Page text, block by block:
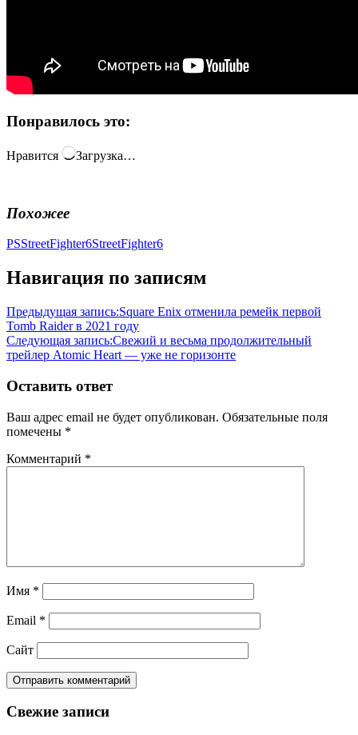
Понравилось это:
Нравится Загрузка…
Похожее
PSStreetFighter6StreetFighter6
Навигация по записям
Предыдущая запись:Square Enix отменила ремейк первой
Tomb Raider в 2021 году
Следующая запись:Свежий и весьма продолжительный
трейлер Atomic Heart — уже не горизонте
Оставить ответ
Ваш адрес email не будет опубликован. Обязательные поля
помечены *
Комментарий *
Имя *
Email *
Сайт
Свежие записи